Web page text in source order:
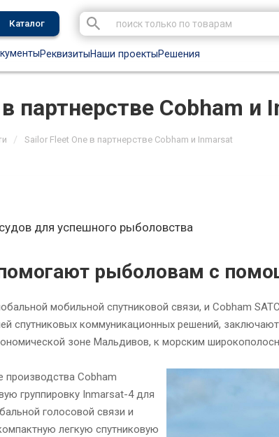
Каталог
РеквизитыНаши проектыРешения
партнерстве Cobham и
/ Sailor Fleet One в партнерстве Cobham и Inmarsat
для успешного рыболовства
рыболовам с
мобильной спутниковой связи, и Cobham
спутниковых коммуникационных решений,
зоне Мальдивов, к морским
производства Cobham
группировку Inmarsat-4 для
голосовой связи и
легкую спутниковую